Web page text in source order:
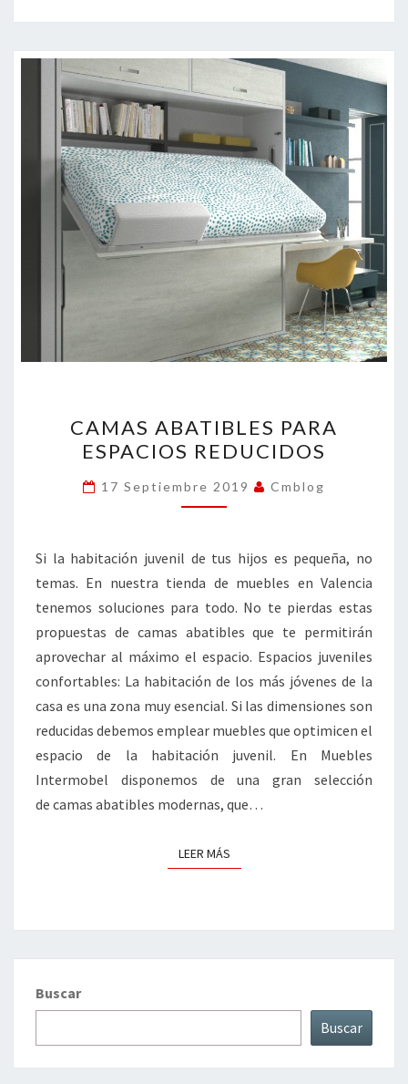
ABATIBLES
PARA
ESPACIOS
REDUCIDOS
CAMAS ABATIBLES PARA
ESPACIOS REDUCIDOS
17 Septiembre 2019 Cmblog
Si la habitación juvenil de tus hijos es pequeña, no
temas. En nuestra tienda de muebles en Valencia
tenemos soluciones para todo. No te pierdas estas
propuestas de camas abatibles que te permitirán
aprovechar al máximo el espacio. Espacios juveniles
confortables: La habitación de los más jóvenes de la
casa es una zona muy esencial. Si las dimensiones son
reducidas debemos emplear muebles que optimicen el
espacio de la habitación juvenil. En Muebles
Intermobel disponemos de una gran selección
de camas abatibles modernas, que…
LEER MÁSLEER MÁS
Buscar
Buscar